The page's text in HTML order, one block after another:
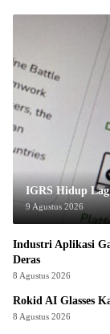
IGRS Hidup
9 Agustus 2026
Industri Aplikasi
Deras
8 Agustus 2026
Rokid AI Glasses
8 Agustus 2026